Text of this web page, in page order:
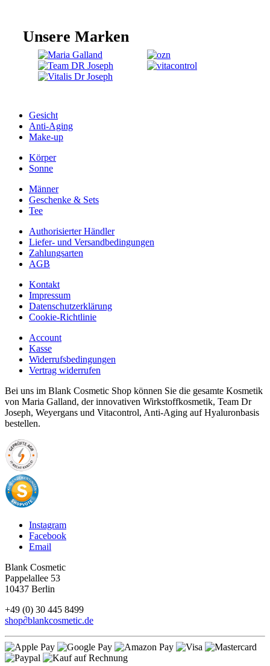
Unsere Marken
Gesicht
Anti-Aging
Make-up
Körper
Sonne
Männer
Geschenke & Sets
Tee
Authorisierter Händler
Liefer- und Versandbedingungen
Zahlungsarten
AGB
Kontakt
Impressum
Datenschutzerklärung
Cookie-Richtlinie
Account
Kasse
Widerrufsbedingungen
Vertrag widerrufen
Bei uns im Blank Cosmetic Shop können Sie die gesamte Kosmetik
von Maria Galland, der innovativen Wirkstoffkosmetik, Team Dr
Joseph, Weyergans und Vitacontrol, Anti-Aging auf Hyaluronbasis
bestellen.
Instagram
Facebook
Email
Blank Cosmetic
Pappelallee 53
10437 Berlin
+49 (0) 30 445 8499
shop∂blankcosmetic.de